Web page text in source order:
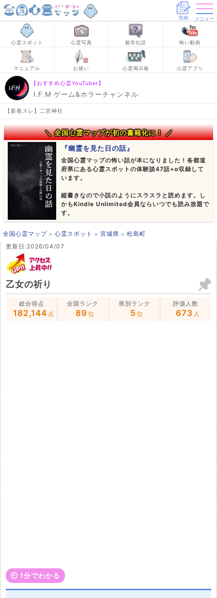
投稿 メニュー
心霊スポット 心霊写真 都市伝説 怖い動画
マニュアル お祓い 心霊掲示板 心霊アプリ
【おすすめ心霊YouTuber】
I.F.M ゲーム&ホラーチャンネル
【新着スレ】二宮神社
＼ 全国心霊マップが初の書籍化に！ ／
『幽霊を見た日の話』
全国心霊マップの怖い話が本になりました！各都道
府県にある心霊スポットの体験談47話+α収録して
います。
縦書きなので小説のようにスラスラと読めます。し
かもKindle Unlimited会員ならいつでも読み放題で
す。
全国心霊マップ 心霊スポット 宮城県
松島町
更新日:2026/04/07
乙女の祈り
総合得点
182,144 点
全国ランク
89 位
県別ランク
5 位
評価人数
673 人
🕘️ 1分でわかる